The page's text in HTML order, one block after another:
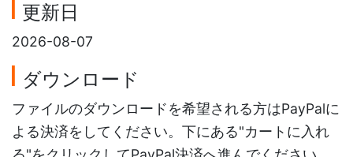
更新日
2026-08-07
ダウンロード
ファイルのダウンロードを希望される方はPayPalに
よる決済をしてください。下にある"カートに入れ